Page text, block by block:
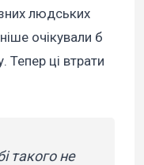
людських
очікували б
Тепер ці втрати
такого не